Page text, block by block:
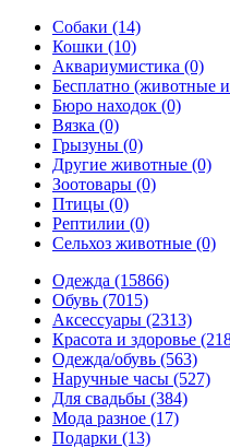
Собаки (14)
Кошки (10)
Аквариумистика (0)
Бесплатно (животные и
Бюро находок (0)
Вязка (0)
Грызуны (0)
Другие животные (0)
Зоотовары (0)
Птицы (0)
Рептилии (0)
Сельхоз животные (0)
Одежда (15866)
Обувь (7015)
Аксессуары (2313)
Красота и здоровье
Одежда/обувь (563)
Наручные часы (527)
Для свадьбы (384)
Мода разное (17)
Подарки (13)